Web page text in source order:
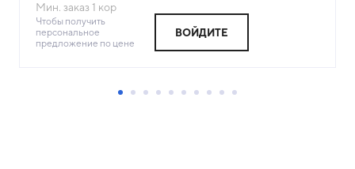
Мин. заказ 1 кор
Чтобы получить
персональное
предложение по цене
ВОЙДИТЕ